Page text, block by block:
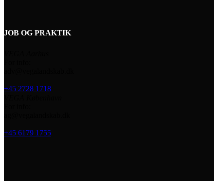
JOB OG PRAKTIK
+45 2728 1718
+45 6179 1755